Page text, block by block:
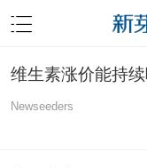
维生素涨价能持续
Newseeders